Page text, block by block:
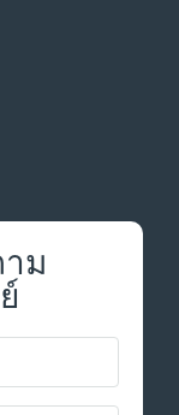
ม